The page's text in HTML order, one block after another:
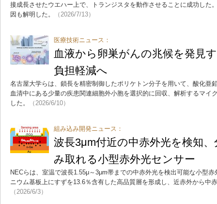
接成長させたウエハー上で、トランジスタを動作させることに成功した
因も解明した。
（2026/7/13）
医療技術ニュース：
血液から卵巣がんの兆候を発見
負担軽減へ
名古屋大学らは、鎖長を精密制御したポリケトン分子を用いて、酸化亜
血清中にある少量の疾患関連細胞外小胞を選択的に回収、解析するマイ
した。
（2026/6/10）
組み込み開発ニュース：
波長3μm付近の中赤外光を検知
み取れる小型赤外光センサー
NECらは、室温で波長1.55μ～3μm帯までの中赤外光を検出可能な小型
ニウム基板上にすずを13.6％含有した高品質層を形成し、近赤外から中
（2026/6/3）